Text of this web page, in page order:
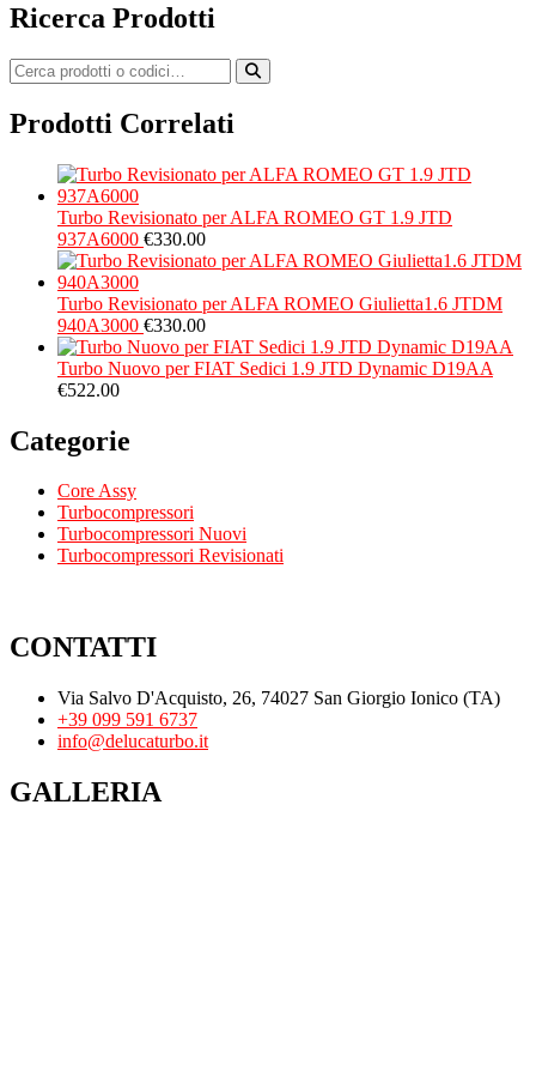
Ricerca Prodotti
Prodotti Correlati
Turbo Revisionato per ALFA ROMEO GT 1.9 JTD
937A6000 €330.00
Turbo Revisionato per ALFA ROMEO Giulietta1.6 JTDM
940A3000 €330.00
Turbo Nuovo per FIAT Sedici 1.9 JTD Dynamic D19AA
€522.00
Categorie
Core Assy
Turbocompressori
Turbocompressori Nuovi
Turbocompressori Revisionati
CONTATTI
Via Salvo D'Acquisto, 26, 74027 San Giorgio Ionico (TA)
+39 099 591 6737
info@delucaturbo.it
GALLERIA